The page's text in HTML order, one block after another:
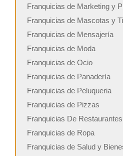
Franquicias de Marketing y
Franquicias de Mascotas y
Franquicias de Mensajería
Franquicias de Moda
Franquicias de Ocio
Franquicias de Panadería
Franquicias de Peluqueria
Franquicias de Pizzas
Franquicias De Restaurantes
Franquicias de Ropa
Franquicias de Salud y